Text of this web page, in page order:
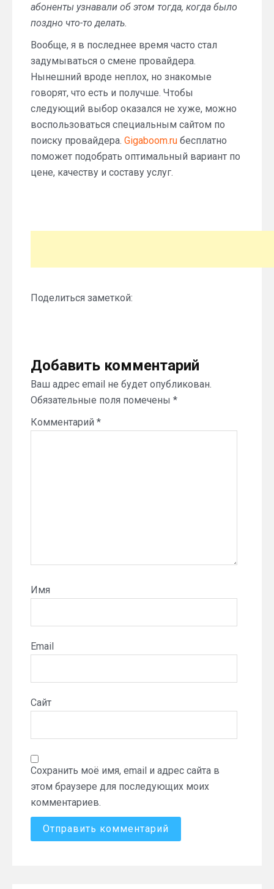
абоненты узнавали об этом тогда, когда было
поздно что-то делать.
Вообще, я в последнее время часто стал
задумываться о смене провайдера.
Нынешний вроде неплох, но знакомые
говорят, что есть и получше. Чтобы
следующий выбор оказался не хуже, можно
воспользоваться специальным сайтом по
поиску провайдера. Gigaboom.ru бесплатно
поможет подобрать оптимальный вариант по
цене, качеству и составу услуг.
Поделиться заметкой:
Добавить комментарий
Ваш адрес email не будет опубликован.
Обязательные поля помечены *
Комментарий *
Имя
Email
Сайт
Сохранить моё имя, email и адрес сайта в
этом браузере для последующих моих
комментариев.